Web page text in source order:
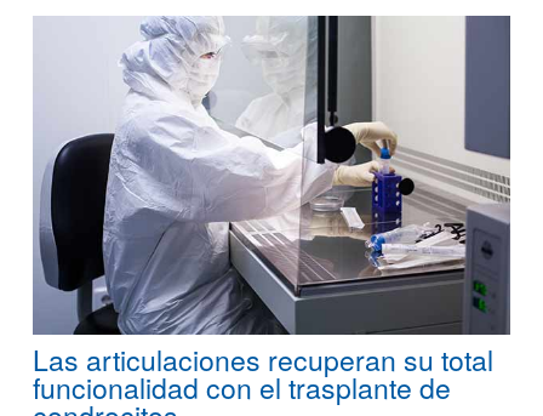
Las articulaciones recuperan su total
funcionalidad con el trasplante de